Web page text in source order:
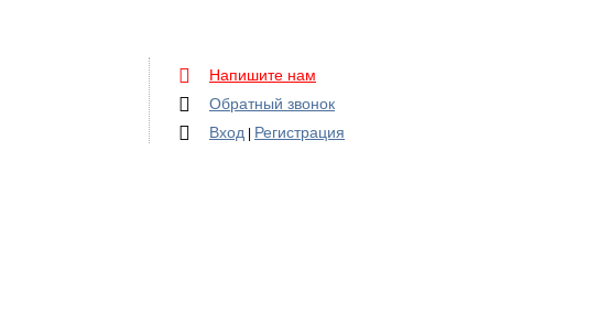
Напишите нам
Обратный звонок
Вход | Регистрация